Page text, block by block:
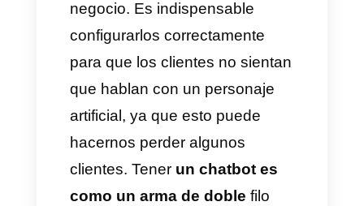
casos de usos o ejemplo de
chatbots enWhatsApp
caso de uso para que estés
seguro de si contratar un
servicio de chatbot o no.
Estos amiguitos son muy